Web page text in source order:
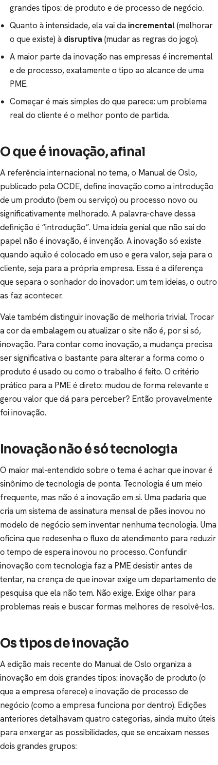
grandes tipos: de produto e de processo de negócio.
Quanto à intensidade, ela vai da incremental(melhorar
o que existe) à disruptiva (mudar as regras do jogo).
A maior parte da inovação nas empresas é incremental
e de processo, exatamente o tipo ao alcance de uma
PME.
Começar é mais simples do que parece: um problema
real do cliente é o melhor ponto de partida.
O que é inovação, afinal
A referência internacional no tema, o Manual de Oslo,
publicado pela OCDE, define inovação como a introdução
de um produto (bem ou serviço) ou processo novo ou
significativamente melhorado. A palavra-chave dessa
definição é “introdução”. Uma ideia genial que não sai do
papel não é inovação, é invenção. A inovação só existe
quando aquilo é colocado em uso e gera valor, seja para o
cliente, seja para a própria empresa. Essa é a diferença
que separa o sonhador do inovador: um tem ideias, o outro
as faz acontecer.
Vale também distinguir inovação de melhoria trivial. Trocar
a cor da embalagem ou atualizar o site não é, por si só,
inovação. Para contar como inovação, a mudança precisa
ser significativa o bastante para alterar a forma como o
produto é usado ou como o trabalho é feito. O critério
prático para a PME é direto: mudou de forma relevante e
gerou valor que dá para perceber? Então provavelmente
foi inovação.
Inovação não é só tecnologia
O maior mal-entendido sobre o tema é achar que inovar é
sinônimo de tecnologia de ponta. Tecnologia é um meio
frequente, mas não é a inovação em si. Uma padaria que
cria um sistema de assinatura mensal de pães inovou no
modelo de negócio sem inventar nenhuma tecnologia. Uma
oficina que redesenha o fluxo de atendimento para reduzir
o tempo de espera inovou no processo. Confundir
inovação com tecnologia faz a PME desistir antes de
tentar, na crença de que inovar exige um departamento de
pesquisa que ela não tem. Não exige. Exige olhar para
problemas reais e buscar formas melhores de resolvê-los.
Os tipos de inovação
A edição mais recente do Manual de Oslo organiza a
inovação em dois grandes tipos: inovação de produto (o
que a empresa oferece) e inovação de processo de
negócio (como a empresa funciona por dentro). Edições
anteriores detalhavam quatro categorias, ainda muito úteis
para enxergar as possibilidades, que se encaixam nesses
dois grandes grupos: